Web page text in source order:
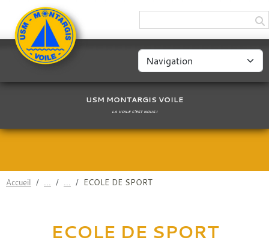
USM MONTARGIS VOILE
LA VOILE C'EST NOUS !
Accueil ECOLE DE SPORT
ECOLE DE SPORT
Panneau de gestion des cookies